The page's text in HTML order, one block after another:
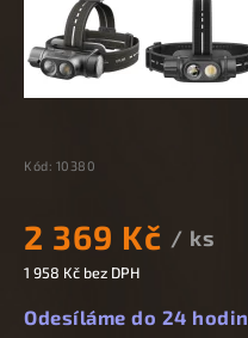
Kód: 10380
2 369 Kč / ks
1 958 Kč bez DPH
Odesíláme do 24 hodin